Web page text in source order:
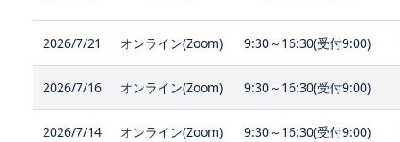
2026/7/21 オンライン(Zoom) 9:30～16:30(受付9:00)
2026/7/16 オンライン(Zoom) 9:30～16:30(受付9:00)
2026/7/14 オンライン(Zoom) 9:30～16:30(受付9:00)